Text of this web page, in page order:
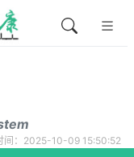
间：2025-10-09 15:50:52